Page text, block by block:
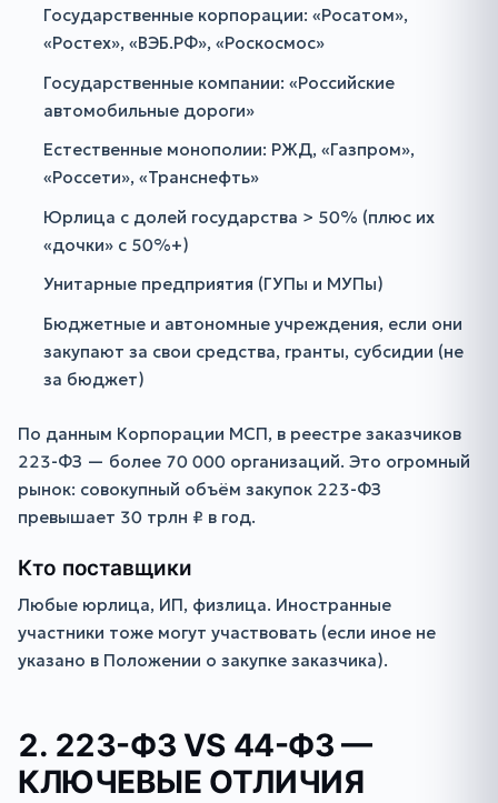
Государственные корпорации: «Росатом»,
«Ростех», «ВЭБ.РФ», «Роскосмос»
Государственные компании: «Российские
автомобильные дороги»
Естественные монополии: РЖД, «Газпром»,
«Россети», «Транснефть»
Юрлица с долей государства > 50% (плюс их
«дочки» с 50%+)
Унитарные предприятия (ГУПы и МУПы)
Бюджетные и автономные учреждения, если они
закупают за свои средства, гранты, субсидии (не
за бюджет)
По данным Корпорации МСП, в реестре заказчиков
223-ФЗ — более 70 000 организаций. Это огромный
рынок: совокупный объём закупок 223-ФЗ
превышает 30 трлн ₽ в год.
Кто поставщики
Любые юрлица, ИП, физлица. Иностранные
участники тоже могут участвовать (если иное не
указано в Положении о закупке заказчика).
2. 223-ФЗ VS 44-ФЗ —
КЛЮЧЕВЫЕ ОТЛИЧИЯ